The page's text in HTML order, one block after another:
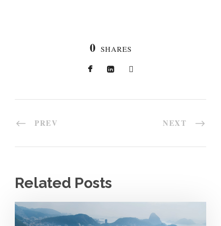
0 SHARES
PREV NEXT
Related Posts